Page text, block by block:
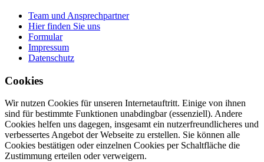
Team und Ansprechpartner
Hier finden Sie uns
Formular
Impressum
Datenschutz
Cookies
Wir nutzen Cookies für unseren Internetauftritt. Einige von ihnen
sind für bestimmte Funktionen unabdingbar (essenziell). Andere
Cookies helfen uns dagegen, insgesamt ein nutzerfreundlicheres und
verbessertes Angebot der Webseite zu erstellen. Sie können alle
Cookies bestätigen oder einzelnen Cookies per Schaltfläche die
Zustimmung erteilen oder verweigern.